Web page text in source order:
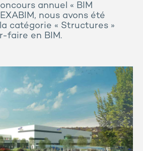
annuel « BIM
nous avons été
catégorie « Structures »
faire en BIM.